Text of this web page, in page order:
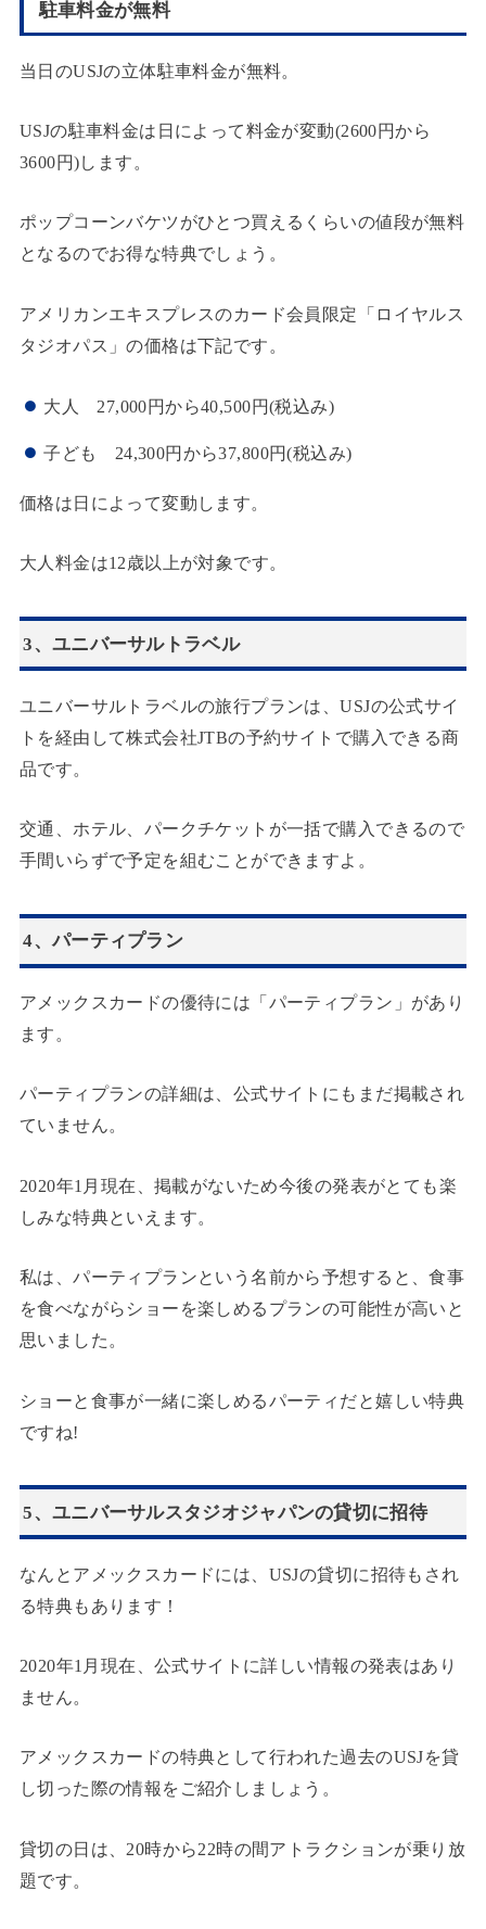
駐車料金が無料
当日のUSJの立体駐車料金が無料。
USJの駐車料金は日によって料金が変動(2600円から
3600円)します。
ポップコーンバケツがひとつ買えるくらいの値段が無料
となるのでお得な特典でしょう。
アメリカンエキスプレスのカード会員限定「ロイヤルス
タジオパス」の価格は下記です。
大人 27,000円から40,500円(税込み)
子ども 24,300円から37,800円(税込み)
価格は日によって変動します。
大人料金は12歳以上が対象です。
3、ユニバーサルトラベル
ユニバーサルトラベルの旅行プランは、USJの公式サイ
トを経由して株式会社JTBの予約サイトで購入できる商
品です。
交通、ホテル、パークチケットが一括で購入できるので
手間いらずで予定を組むことができますよ。
4、パーティプラン
アメックスカードの優待には「パーティプラン」があり
ます。
パーティプランの詳細は、公式サイトにもまだ掲載され
ていません。
2020年1月現在、掲載がないため今後の発表がとても楽
しみな特典といえます。
私は、パーティプランという名前から予想すると、食事
を食べながらショーを楽しめるプランの可能性が高いと
思いました。
ショーと食事が一緒に楽しめるパーティだと嬉しい特典
ですね!
5、ユニバーサルスタジオジャパンの貸切に招待
なんとアメックスカードには、USJの貸切に招待もされ
る特典もあります！
2020年1月現在、公式サイトに詳しい情報の発表はあり
ません。
アメックスカードの特典として行われた過去のUSJを貸
し切った際の情報をご紹介しましょう。
貸切の日は、20時から22時の間アトラクションが乗り放
題です。